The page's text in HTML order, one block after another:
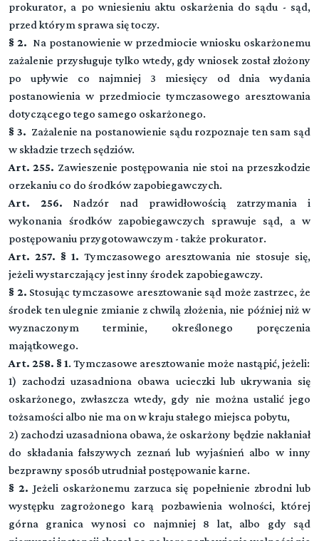
prokurator, a po wniesieniu aktu oskarżenia do sądu - sąd,
przed którym sprawa się toczy.
§ 2. Na postanowienie w przedmiocie wniosku oskarżonemu
zażalenie przysługuje tylko wtedy, gdy wniosek został złożony
po upływie co najmniej 3 miesięcy od dnia wydania
postanowienia w przedmiocie tymczasowego aresztowania
dotyczącego tego samego oskarżonego.
§ 3. Zażalenie na postanowienie sądu rozpoznaje ten sam sąd
w składzie trzech sędziów.
Art. 255. Zawieszenie postępowania nie stoi na przeszkodzie
orzekaniu co do środków zapobiegawczych.
Art. 256. Nadzór nad prawidłowością zatrzymania i
wykonania środków zapobiegawczych sprawuje sąd, a w
postępowaniu przygotowawczym - także prokurator.
Art. 257. § 1. Tymczasowego aresztowania nie stosuje się,
jeżeli wystarczający jest inny środek zapobiegawczy.
§ 2. Stosując tymczasowe aresztowanie sąd może zastrzec, że
środek ten ulegnie zmianie z chwilą złożenia, nie później niż w
wyznaczonym terminie, określonego poręczenia
majątkowego.
Art. 258. § 1. Tymczasowe aresztowanie może nastąpić, jeżeli:
1) zachodzi uzasadniona obawa ucieczki lub ukrywania się
oskarżonego, zwłaszcza wtedy, gdy nie można ustalić jego
tożsamości albo nie ma on w kraju stałego miejsca pobytu,
2) zachodzi uzasadniona obawa, że oskarżony będzie nakłaniał
do składania fałszywych zeznań lub wyjaśnień albo w inny
bezprawny sposób utrudniał postępowanie karne.
§ 2. Jeżeli oskarżonemu zarzuca się popełnienie zbrodni lub
występku zagrożonego karą pozbawienia wolności, której
górna granica wynosi co najmniej 8 lat, albo gdy sąd